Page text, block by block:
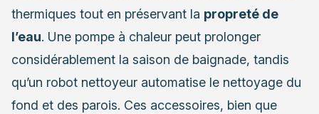
thermiques tout en préservant la propreté de
l’eau. Une pompe à chaleur peut prolonger
considérablement la saison de baignade, tandis
qu’un robot nettoyeur automatise le nettoyage du
fond et des parois. Ces accessoires, bien que